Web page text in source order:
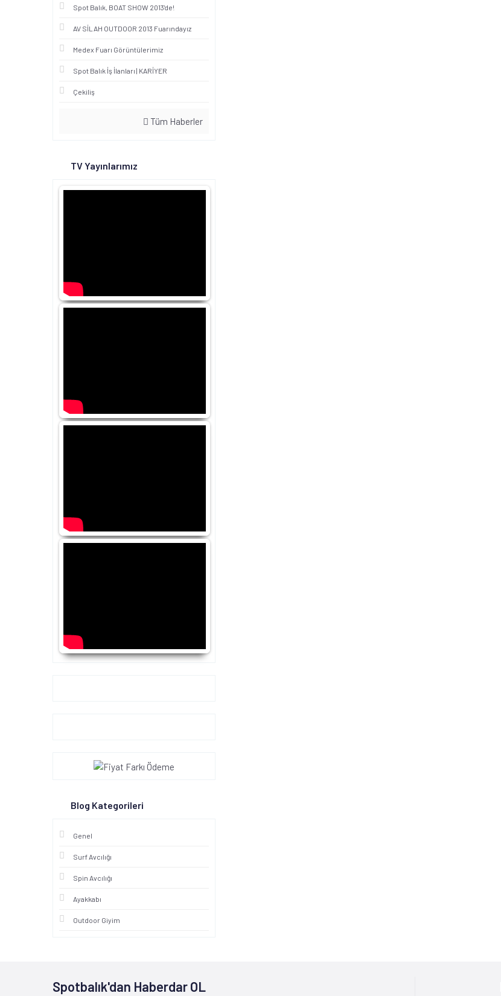
Spot Balık, BOAT SHOW 2013'de!
AV SİLAH OUTDOOR 2013 Fuarındayız
Medex Fuarı Görüntülerimiz
Spot Balık İş İlanları | KARİYER
Çekiliş
Tüm Haberler
TV Yayınlarımız
Blog Kategorileri
Genel
Surf Avcılığı
Spin Avcılığı
Ayakkabı
Outdoor Giyim
Spotbalık'dan Haberdar OL